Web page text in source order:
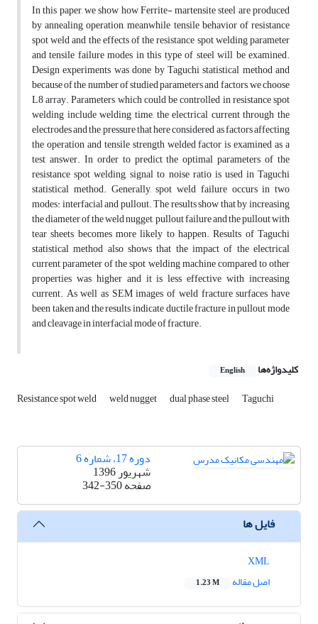
In this paper, we show how Ferrite- martensite steel are produced
by annealing operation, meanwhile tensile behavior of resistance
spot weld and the effects of the resistance spot welding parameter
and tensile failure modes in this type of steel will be examined.
Design experiments was done by Taguchi statistical method and
because of the number of studied parameters and factors, we choose
L8 array. Parameters which could be controlled in resistance spot
welding include welding time, the electrical current through the
electrodes and the pressure that here considered as factors affecting
the operation and tensile strength welded factor is examined as a
test answer. In order to predict the optimal parameters of the
resistance spot welding, signal to noise ratio is used in Taguchi
statistical method. Generally, spot weld failure occurs in two
modes: interfacial and pullout. The results show that by increasing
the diameter of the weld nugget, pullout failure and the pullout with
tear sheets becomes more likely to happen. Results of Taguchi
statistical method also shows that the impact of the electrical
current parameter of the spot welding machine compared to other
properties was higher and it is less effective with increasing
current. As well as SEM images of weld fracture surfaces have
been taken and the results indicate ductile fracture in pullout mode
and cleavage in interfacial mode of fracture.
کلیدواژه‌ها English
Resistance spot weld weld nugget dual phase steel Taguchi
دوره 17، شماره 6
شهریور 1396
صفحه342-350
فایل ها
اصل مقاله
1.23 M